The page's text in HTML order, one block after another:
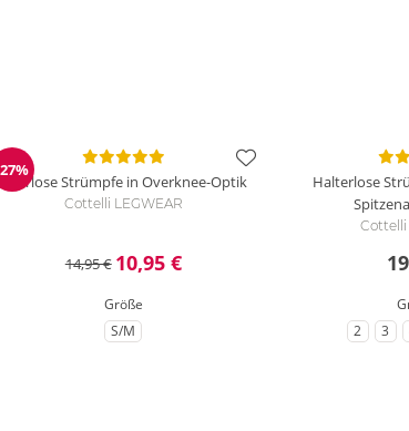
ReduzierungStrümpfe in Overknee-Optik
Cottelli LEGWEAR
14,95 € 10,95 €
Größe
zu Größe
S/M
Halterlose
Cottelli
zu
2 zu
3